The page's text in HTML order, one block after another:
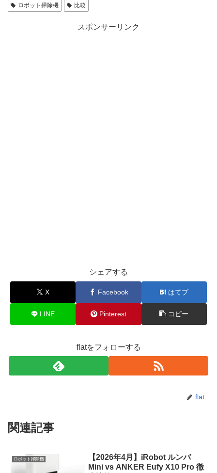
ロボット掃除機
比較
スポンサーリンク
シェアする
X Facebook はてブ
LINE Pinterest コピー
flatをフォローする
flat
関連記事
ロボット掃除機
【2026年4月】iRobot ルンバ
Mini vs ANKER Eufy X10 Pro 徹